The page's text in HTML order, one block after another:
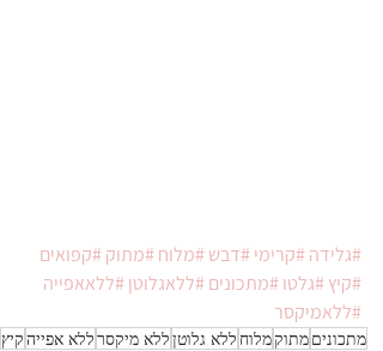
#גלידה#קרימי#דבש#מלוח#מתוק#קפואים
#קיץ#גלטו#מתכונים#ללאגלוטן#ללאאפייה
#ללאמיקסר
מתכוניםמתוקמלוח ללא גלוטןללא מיקסרללא אפייהקיץ